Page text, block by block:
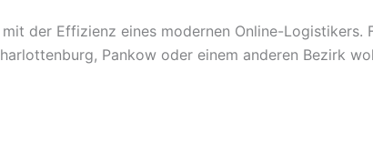
der Effizienz eines modernen Online-Logistikers.
Pankow oder einem anderen Bezirk